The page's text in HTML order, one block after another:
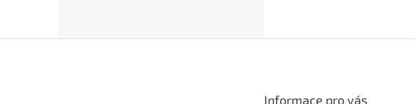
Informace pro vás